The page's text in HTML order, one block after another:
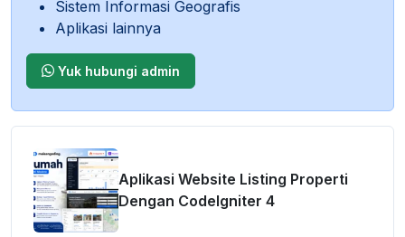
Sistem Informasi Geografis
Aplikasi lainnya
Yuk hubungi admin
Aplikasi Website Listing Properti
Dengan CodeIgniter 4